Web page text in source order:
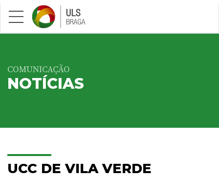
Saltar para conteúdo principal
COMUNICAÇÃO
NOTÍCIAS
UCC DE VILA VERDE